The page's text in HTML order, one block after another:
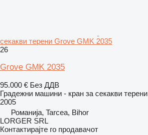
секакви терени Grove GMK 2035
26
Grove GMK 2035
95.000 € Без ДДВ
Градежни машини - кран за секакви терени
2005
Романија, Tarcea, Bihor
LORGER SRL
Контактирајте го продавачот